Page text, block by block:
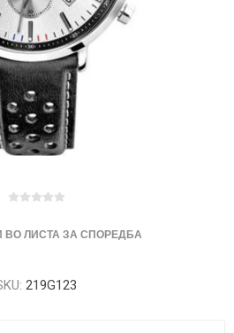
ВО ЛИСТА ЗА СПОРЕДБА
219G123